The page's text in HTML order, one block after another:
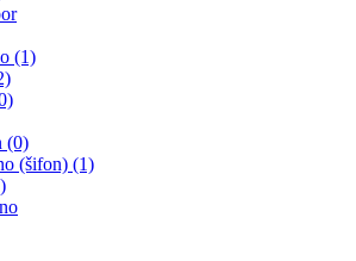
(1)
(0)
(šifon) (1)